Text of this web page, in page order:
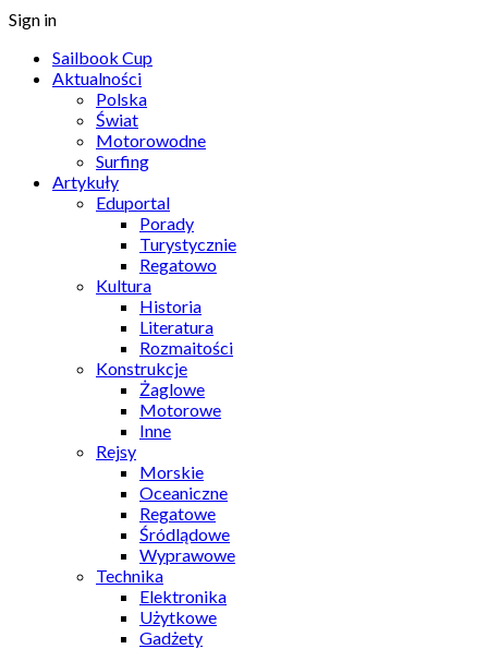
Sign in
Sailbook Cup
Aktualności
Polska
Świat
Motorowodne
Surfing
Artykuły
Eduportal
Porady
Turystycznie
Regatowo
Kultura
Historia
Literatura
Rozmaitości
Konstrukcje
Żaglowe
Motorowe
Inne
Rejsy
Morskie
Oceaniczne
Regatowe
Śródlądowe
Wyprawowe
Technika
Elektronika
Użytkowe
Gadżety